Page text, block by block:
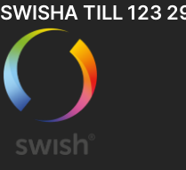
SWISHA TILL 123